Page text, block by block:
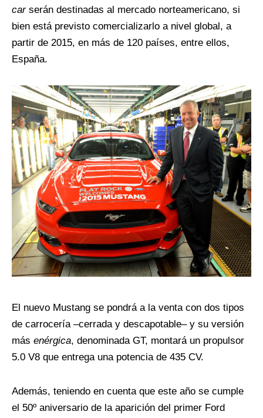
carserán destinadas al mercado norteamericano, si
bien está previsto comercializarlo a nivel global, a
partir de 2015, en más de 120 países, entre ellos,
España.
El nuevo Mustang se pondrá a la venta con dos tipos
de carrocería –cerrada y descapotable– y su versión
más enérgica, denominada GT, montará un propulsor
5.0 V8 que entrega una potencia de 435 CV.
Además, teniendo en cuenta que este año se cumple
el 50º aniversario de la aparición del primer Ford